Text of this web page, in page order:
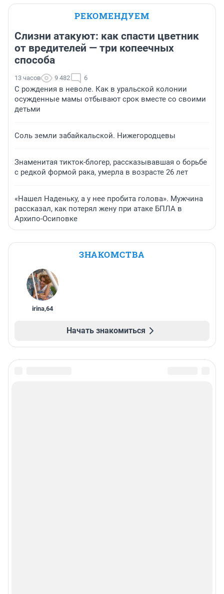
РЕКОМЕНДУЕМ
Слизни атакуют: как спасти цветник
от вредителей — три копеечных
способа
13 часов 9 482 6
С рождения в неволе. Как в уральской колонии
осужденные мамы отбывают срок вместе со своими
детьми
Соль земли забайкальской. Нижегородцевы
Знаменитая тикток-блогер, рассказывавшая о борьбе
с редкой формой рака, умерла в возрасте 26 лет
«Нашел Наденьку, а у нее пробита голова». Мужчина
рассказал, как потерял жену при атаке БПЛА в
Архипо-Осиповке
ЗНАКОМСТВА
irina,64
Начать знакомиться